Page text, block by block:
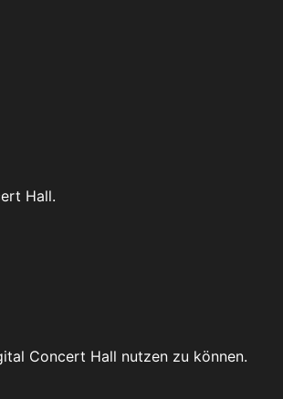
Hall.
Concert Hall nutzen zu können.